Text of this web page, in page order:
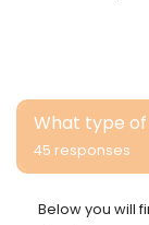
What type of
45 responses
Below you will